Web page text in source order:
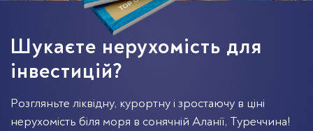
Шукаєте нерухомість для
інвестицій?
Розгляньте ліквідну, курортну і зростаючу в ціні
нерухомість біля моря в сонячній Аланії, Туреччина!